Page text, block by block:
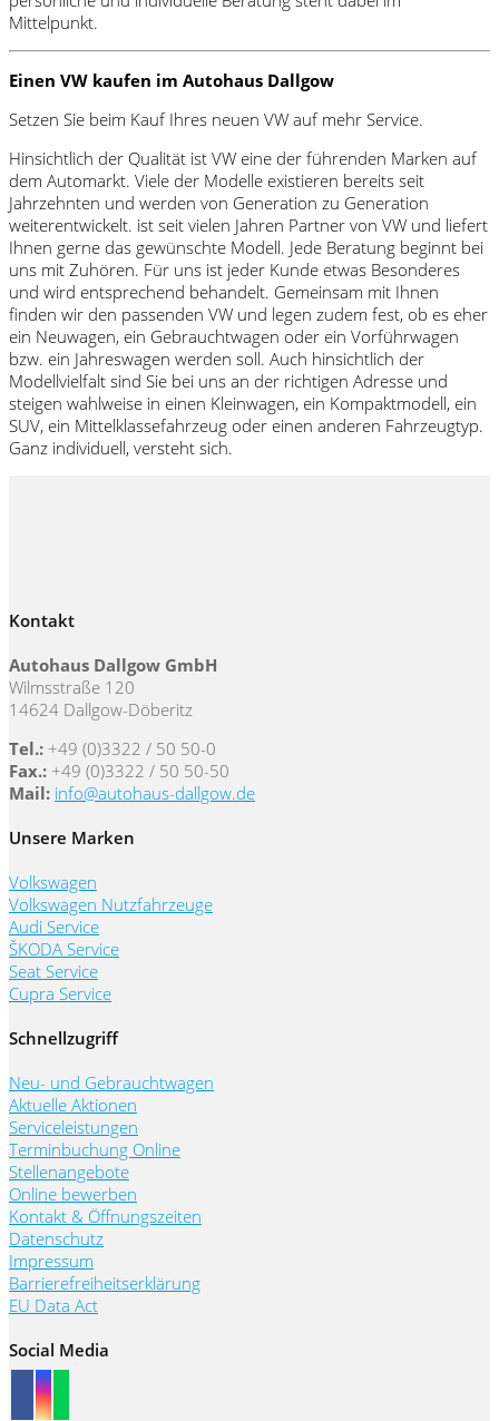
Mittelpunkt.
Einen VW kaufen im Autohaus Dallgow
Setzen Sie beim Kauf Ihres neuen VW auf mehr Service.
Hinsichtlich der Qualität ist VW eine der führenden Marken auf
dem Automarkt. Viele der Modelle existieren bereits seit
Jahrzehnten und werden von Generation zu Generation
weiterentwickelt. ist seit vielen Jahren Partner von VW und liefert
Ihnen gerne das gewünschte Modell. Jede Beratung beginnt bei
uns mit Zuhören. Für uns ist jeder Kunde etwas Besonderes
und wird entsprechend behandelt. Gemeinsam mit Ihnen
finden wir den passenden VW und legen zudem fest, ob es eher
ein Neuwagen, ein Gebrauchtwagen oder ein Vorführwagen
bzw. ein Jahreswagen werden soll. Auch hinsichtlich der
Modellvielfalt sind Sie bei uns an der richtigen Adresse und
steigen wahlweise in einen Kleinwagen, ein Kompaktmodell, ein
SUV, ein Mittelklassefahrzeug oder einen anderen Fahrzeugtyp.
Ganz individuell, versteht sich.
Kontakt
Autohaus Dallgow GmbH
Wilmsstraße 120
14624 Dallgow-Döberitz
Tel.: +49 (0)3322 / 50 50-0
Fax.: +49 (0)3322 / 50 50-50
Mail: info@autohaus-dallgow.de
Unsere Marken
Volkswagen
Volkswagen Nutzfahrzeuge
Audi Service
ŠKODA Service
Seat Service
Cupra Service
Schnellzugriff
Neu- und Gebrauchtwagen
Aktuelle Aktionen
Serviceleistungen
Terminbuchung Online
Stellenangebote
Online bewerben
Kontakt & Öffnungszeiten
Datenschutz
Impressum
Barrierefreiheitserklärung
EU Data Act
Social Media